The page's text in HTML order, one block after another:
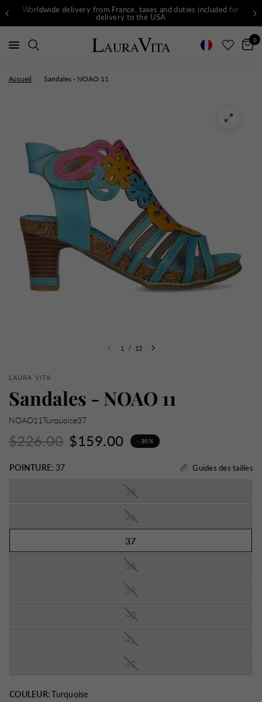
Worldwide delivery from France, taxes and duties included for
delivery to the USA
0
Accueil Sandales - NOAO 11
1 / 12
LAURA VITA
Sandales - NOAO 11
NOAO11Turquoise37
$226.00 $159.00 - 30%
POINTURE: 37 Guides des tailles
35
36
37
38
39
40
41
42
COULEUR:Turquoise